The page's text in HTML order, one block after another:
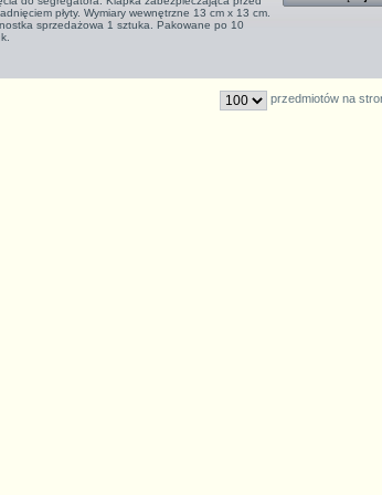
płyty. Wymiary wewnętrzne 13 cm x 13 cm.
sprzedażowa 1 sztuka. Pakowane po 10
przedmiotów na